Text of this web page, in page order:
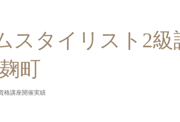
スタイリスト2
町
格講座開催実績